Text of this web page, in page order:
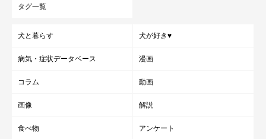
タグ一覧
犬と暮らす 犬が好き♥
病気・症状データベース 漫画
コラム 動画
画像 解説
食べ物 アンケート